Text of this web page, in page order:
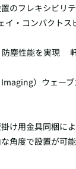
のフレキシビリ
イ・コンパクトス
防塵性能を実現
）ウェーブ
け用金具同梱に
角度で設置が可能